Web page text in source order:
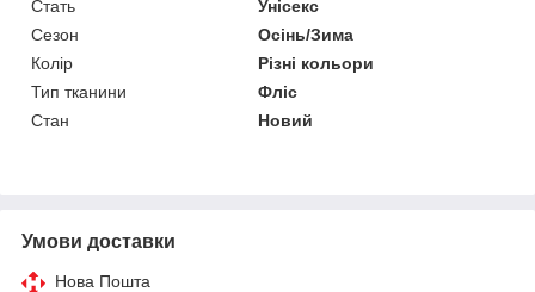
Стать
Унісекс
Сезон
Осінь/Зима
Колір
Різні кольори
Тип тканини
Фліс
Стан
Новий
Умови доставки
Нова Пошта